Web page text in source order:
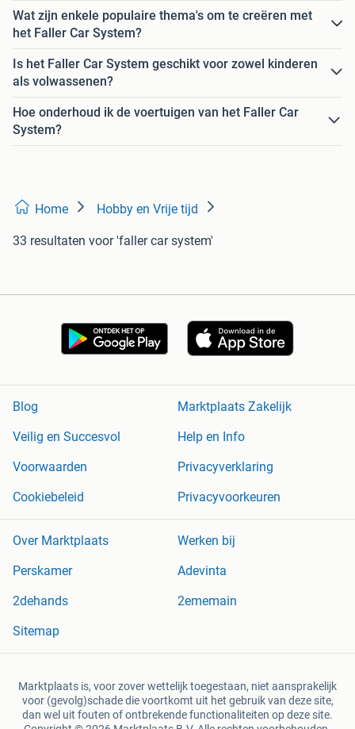
Wat zijn enkele populaire thema's om te creëren met
het Faller Car System?
Is het Faller Car System geschikt voor zowel kinderen
als volwassenen?
Hoe onderhoud ik de voertuigen van het Faller Car
System?
Home Hobby en Vrije tijd
33 resultaten voor 'faller car system'
Blog
Marktplaats Zakelijk
Veilig en Succesvol
Help en Info
Voorwaarden
Privacyverklaring
Cookiebeleid
Privacyvoorkeuren
Over Marktplaats
Werken bij
Perskamer
Adevinta
2dehands
2ememain
Sitemap
Marktplaats is, voor zover wettelijk toegestaan, niet aansprakelijk
voor (gevolg)schade die voortkomt uit het gebruik van deze site,
dan wel uit fouten of ontbrekende functionaliteiten op deze site.